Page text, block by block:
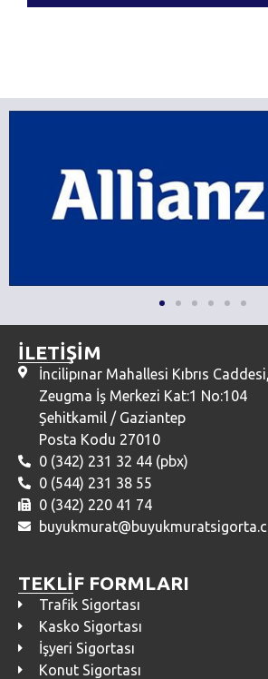
İLETİŞİM
İncilipınar Mahallesi Kıbrıs Caddesi,
Zeugma İş Merkezi Kat:1 No:104
Şehitkamil / Gaziantep
Posta Kodu 27010
0 (342) 231 32 44 (pbx)
0 (544) 231 38 55
0 (342) 220 41 74
TEKLİF FORMLARI
Trafik Sigortası
Kasko Sigortası
İşyeri Sigortası
Konut Sigortası